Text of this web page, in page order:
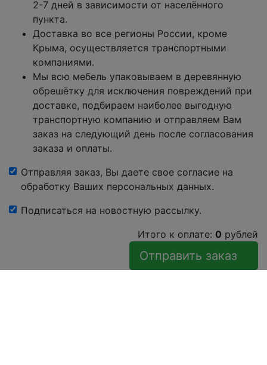
2-7 дней в зависимости от населённого
пункта.
Доставка во все регионы России, кроме
Крыма, осуществляется транспортными
компаниями.
Мы всю мебель упаковываем в деревянную
обрешётку для исключения повреждений при
доставке, подбираем наиболее выгодную
транспортную компанию и отправляем Вам
заказ на следующий день после согласования
заказа и оплаты.
Отправляя заказ, Вы даете свое согласие на
обработку Ваших персональных данных.
Подписаться на новостную рассылку.
Итого к оплате: 0 рублей